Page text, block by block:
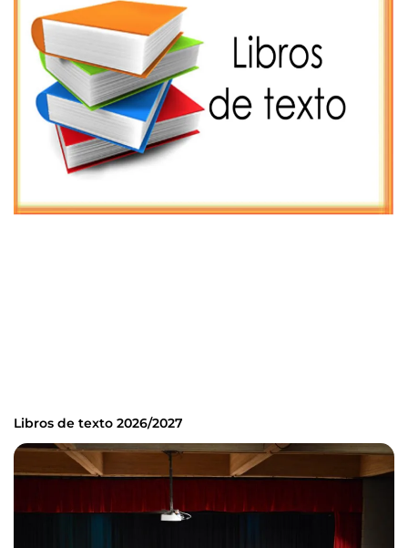
Libros de texto 2026/2027